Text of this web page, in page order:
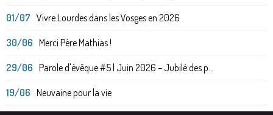
01/07 Vivre Lourdes dans les Vosges en 2026
30/06 Merci Père Mathias !
29/06 Parole d'évêque #5 | Juin 2026 – Jubilé des p...
19/06 Neuvaine pour la vie